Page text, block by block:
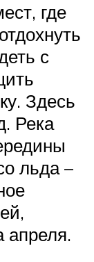
где
с
Здесь
Река
льда –
апреля.